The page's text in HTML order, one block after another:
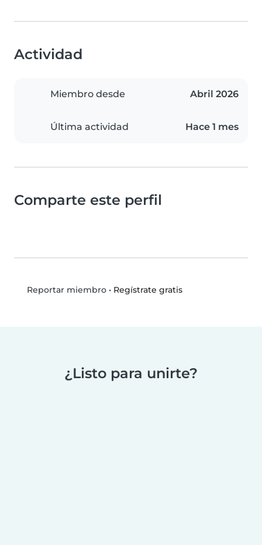
Actividad
Miembro desde Abril 2026
Última actividad Hace 1 mes
Comparte este perfil
Reportar miembro• Regístrate gratis
¿Listo para unirte?